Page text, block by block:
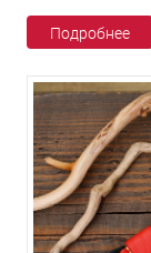
Подробнее